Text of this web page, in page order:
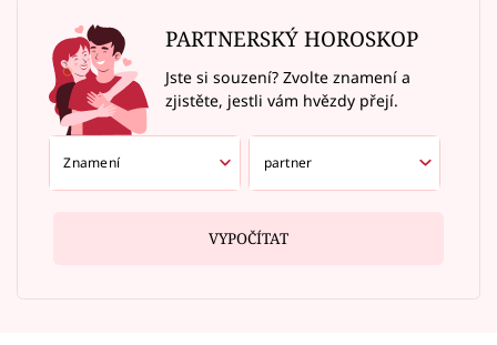
PARTNERSKÝ HOROSKOP
Jste si souzení? Zvolte znamení a
zjistěte, jestli vám hvězdy přejí.
VYPOČÍTAT